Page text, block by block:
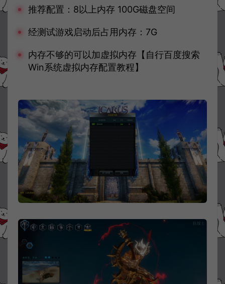
推荐配置：8以上内存 100G磁盘空间
经测试游戏启动后占用内存：7G
内存不够的可以加虚拟内存【自行百度搜索
Win系统虚拟内存配置教程】